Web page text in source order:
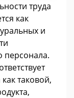
труда
как
и
персонала.
таковой,